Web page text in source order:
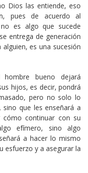
Dios las entiende, eso
pues de acuerdo al
es algo que sucede
entrega de generación
es una sucesión
bueno dejará
hijos, es decir, pondrá
pero no solo lo
que les enseñará a
continuar con su
efímero, sino algo
a hacer lo mismo
esfuerzo y a asegurar la